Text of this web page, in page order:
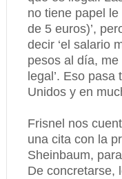
no tiene papel
de 5 euros)’,
decir ‘el salario
pesos al día,
legal’. Eso
Unidos y en
Frisnel nos
una cita con la
Sheinbaum,
De concretarse,